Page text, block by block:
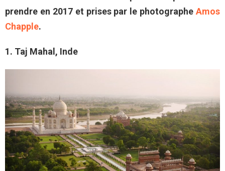
prendre en 2017 et prises par le photographe Amos
Chapple.
1. Taj Mahal, Inde